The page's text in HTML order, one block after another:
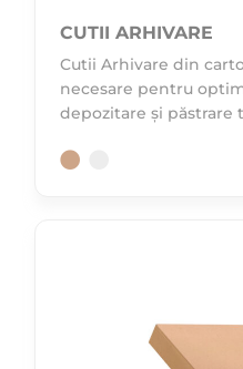
CUTII ARHIVARE
Cutii Arhivare din
necesare pentru
depozitare și